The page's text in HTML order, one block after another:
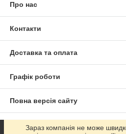
Про нас
Контакти
Доставка та оплата
Графік роботи
Повна версія сайту
Сайт створено на маркетплейсі
Зараз компанія не може